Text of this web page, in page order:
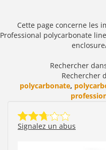
Cette page concerne les
Professional polycarbonate
Rechercher
Rechercher
polycarbonate,
Signalez un abus